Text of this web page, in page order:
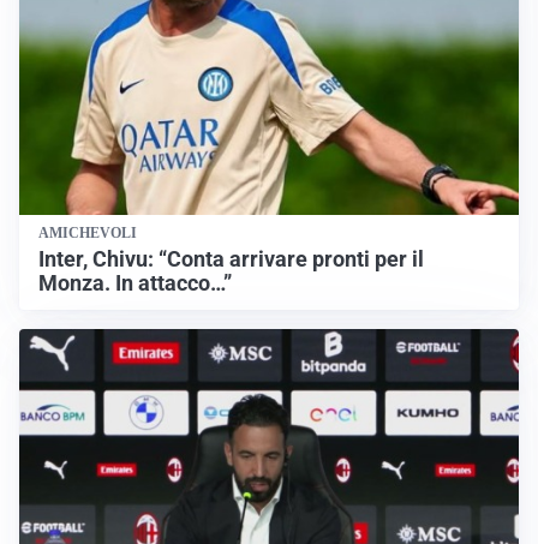
AMICHEVOLI
Inter, Chivu: “Conta arrivare pronti per il
Monza. In attacco…”